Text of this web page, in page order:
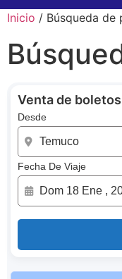
Inicio / Búsqueda de
Venta de boletos
Desde
Fecha De Viaje